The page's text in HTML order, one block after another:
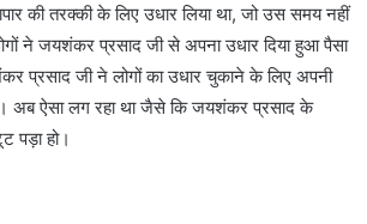
की तरक्की के लिए उधार लिया था, जो उस समय नहीं
ने जयशंकर प्रसाद जी से अपना उधार दिया हुआ पैसा
प्रसाद जी ने लोगों का उधार चुकाने के लिए अपनी
अब ऐसा लग रहा था जैसे कि जयशंकर प्रसाद के
पड़ा हो।